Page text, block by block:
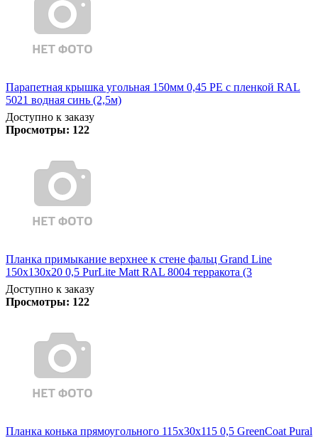
Парапетная крышка угольная 150мм 0,45 PE с пленкой RAL
5021 водная синь (2,5м)
Доступно к заказу
Просмотры: 122
Планка примыкание верхнее к стене фальц Grand Line
150х130х20 0,5 PurLite Matt RAL 8004 терракота (3
Доступно к заказу
Просмотры: 122
Планка конька прямоугольного 115х30х115 0,5 GreenCoat Pural